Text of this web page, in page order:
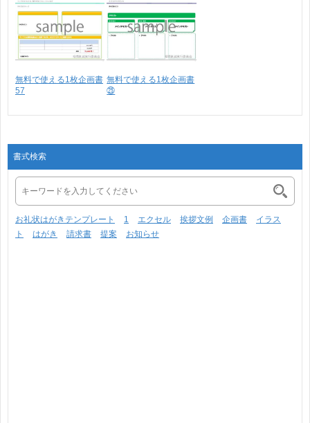
無料で使える1枚企画書
57
無料で使える1枚企画書
㉕
書式検索
お礼状はがきテンプレート 1 エクセル 挨拶文例 企画書
イラス
ト
はがき 請求書 提案 お知らせ